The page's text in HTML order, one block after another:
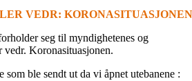
VEDR: KORONASITUASJONEN
seg til myndighetenes og
vedr. Koronasituasjonen.
som ble sendt ut da vi åpnet utebanene :